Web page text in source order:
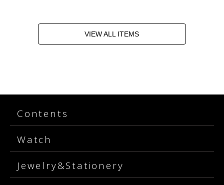
VIEW ALL ITEMS
Contents
Watch
Jewelry&Stationery